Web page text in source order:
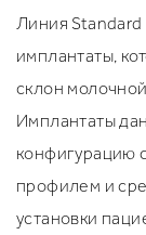
Линия Standard
имплантаты,
склон
Имплантаты
конфигурацию
профилем и
установки